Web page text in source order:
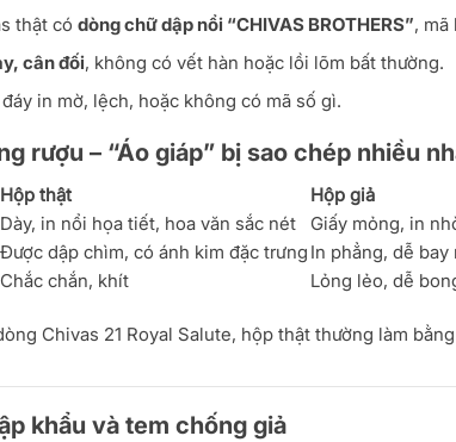
thật có dòng chữ dập nổi “CHIVAS BROTHERS”, mã
cân đối, không có vết hàn hoặc lồi lõm bất thường.
in mờ, lệch, hoặc không có mã số gì.
rượu – “Áo giáp” bị sao chép nhiều
Hộp thật
Hộp giả
Dày, in nổi họa tiết, hoa văn sắc nét
Giấy mỏng, in
Được dập chìm, có ánh kim đặc trưng In phẳng, dễ bay
Chắc chắn, khít Lỏng lẻo, dễ
Chivas 21 Royal Salute, hộp thật thường làm bằng
khẩu và tem chống giả